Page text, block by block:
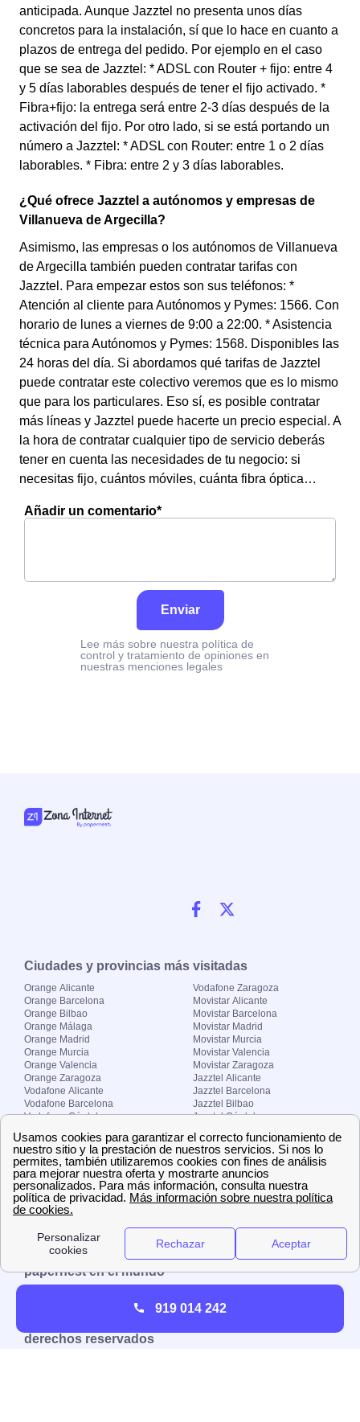
anticipada. Aunque Jazztel no presenta unos días
concretos para la instalación, sí que lo hace en cuanto a
plazos de entrega del pedido. Por ejemplo en el caso
que se sea de Jazztel: * ADSL con Router + fijo: entre 4
y 5 días laborables después de tener el fijo activado. *
Fibra+fijo: la entrega será entre 2-3 días después de la
activación del fijo. Por otro lado, si se está portando un
número a Jazztel: * ADSL con Router: entre 1 o 2 días
laborables. * Fibra: entre 2 y 3 días laborables.
¿Qué ofrece Jazztel a autónomos y empresas de
Villanueva de Argecilla?
Asimismo, las empresas o los autónomos de Villanueva
de Argecilla también pueden contratar tarifas con
Jazztel. Para empezar estos son sus teléfonos: *
Atención al cliente para Autónomos y Pymes: 1566. Con
horario de lunes a viernes de 9:00 a 22:00. * Asistencia
técnica para Autónomos y Pymes: 1568. Disponibles las
24 horas del día. Si abordamos qué tarifas de Jazztel
puede contratar este colectivo veremos que es lo mismo
que para los particulares. Eso sí, es posible contratar
más líneas y Jazztel puede hacerte un precio especial. A
la hora de contratar cualquier tipo de servicio deberás
tener en cuenta las necesidades de tu negocio: si
necesitas fijo, cuántos móviles, cuánta fibra óptica…
Añadir un comentario*
Enviar
Lee más sobre nuestra política de
control y tratamiento de opiniones en
nuestras menciones legales
Ciudades y provincias más visitadas
Orange Alicante
Orange Barcelona
Orange Bilbao
Orange Málaga
Orange Madrid
Orange Murcia
Orange Valencia
Orange Zaragoza
Vodafone Alicante
Vodafone Barcelona
Vodafone Córdoba
Vodafone Madrid
Vodafone Murcia
Vodafone Valencia
Vodafone Zaragoza
Movistar Alicante
Movistar Barcelona
Movistar Madrid
Movistar Murcia
Movistar Valencia
Movistar Zaragoza
Jazztel Alicante
Jazztel Barcelona
Jazztel Bilbao
Jazztel Córdoba
Jazztel Málaga
Jazztel Valencia
Jazztel Zaragoza
Sobre Zona-internet.com
¿Quiénes somos?
El grupo papernest
Aviso legal Nuestras ofertas de trabajo
papernest en el mundo
Reino Unido
derechos reservados
919 014 242